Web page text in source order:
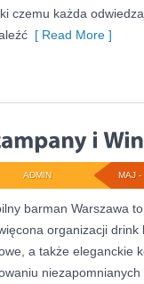
czemu każda
[ Read More ]
MAJ -
ADMIN
barman Warszawa
organizacji
a także eleganckie